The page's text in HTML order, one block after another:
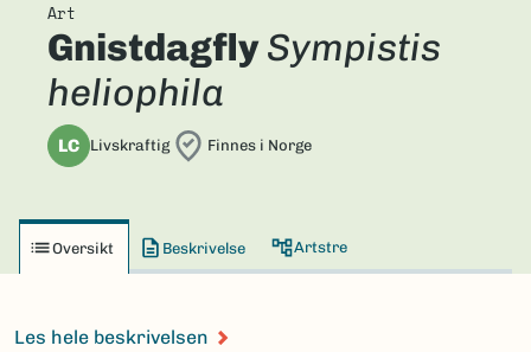
Art
GnistdagflySympistis
heliophila
LC Livskraftig Finnes i Norge
Oversikt Beskrivelse Artstre
Les hele beskrivelsen